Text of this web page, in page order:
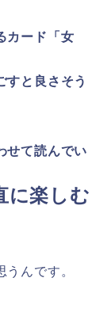
カード「女
すと良さそう
せて読んでい
に楽しむ
んです。